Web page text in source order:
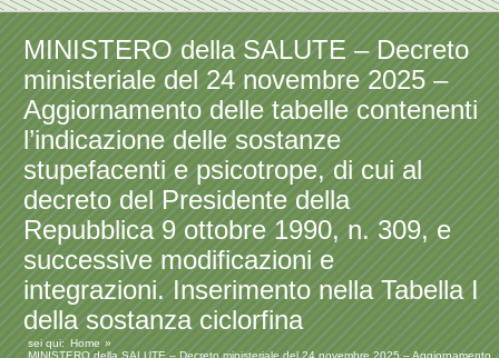
MINISTERO della SALUTE – Decreto
ministeriale del 24 novembre 2025 –
Aggiornamento delle tabelle contenenti
l’indicazione delle sostanze
stupefacenti e psicotrope, di cui al
decreto del Presidente della
Repubblica 9 ottobre 1990, n. 309, e
successive modificazioni e
integrazioni. Inserimento nella Tabella I
della sostanza ciclorfina
sei qui: Home